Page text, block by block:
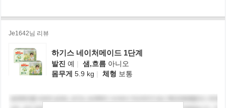
Je1642님 리뷰
하기스 네이처메이드 1단계
발진 예 | 샘,흐름 아니오
몸무게 5.9 kg | 체형 보통